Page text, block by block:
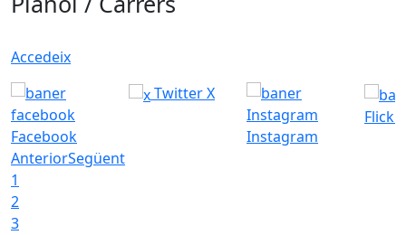
Accedeix
Facebook
Twitter X
Instagram
Flickr
AnteriorSegüent
1
2
3